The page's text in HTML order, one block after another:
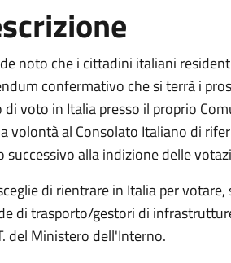
noto chei cittadini italiani
confermativo che si terrà i
voto in Italia presso il proprio
volontà al Consolato Italiano di
successivo alla indizione delle
di rientrare in Italia per
di trasporto/gestori di
del Ministero dell'Interno.